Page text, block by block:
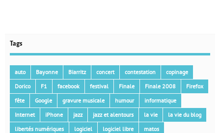
Tags
auto Bayonne Biarritz concert contestation
copinage
Dorico
F1 facebook festival Finale Finale 2008
Firefox
fête
Google gravure musicale humour
informatique
Internet
iPhone jazz jazz et alentours la vie
la vie du blog
libertés numériques
logiciel logiciel libre
matos